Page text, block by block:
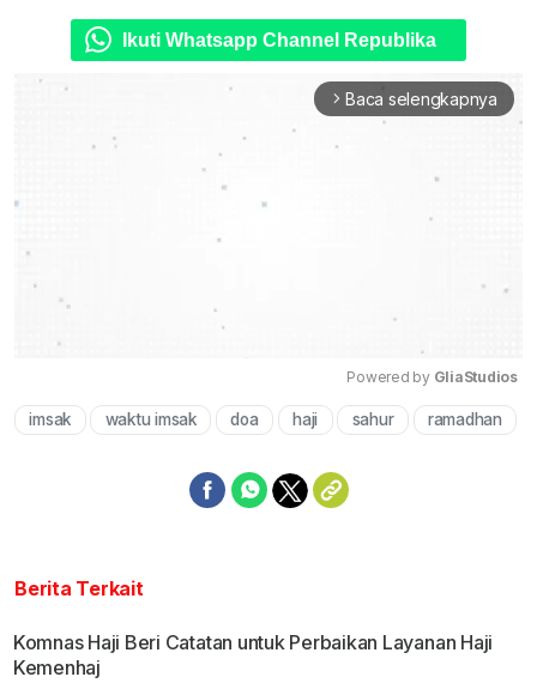
Ikuti Whatsapp Channel Republika
arrow_forward_ios Baca selengkapnya
Mute
Powered by GliaStudios
imsak waktu imsak doa haji sahur ramadhan
Berita Terkait
Komnas Haji Beri Catatan untuk Perbaikan Layanan Haji
Kemenhaj